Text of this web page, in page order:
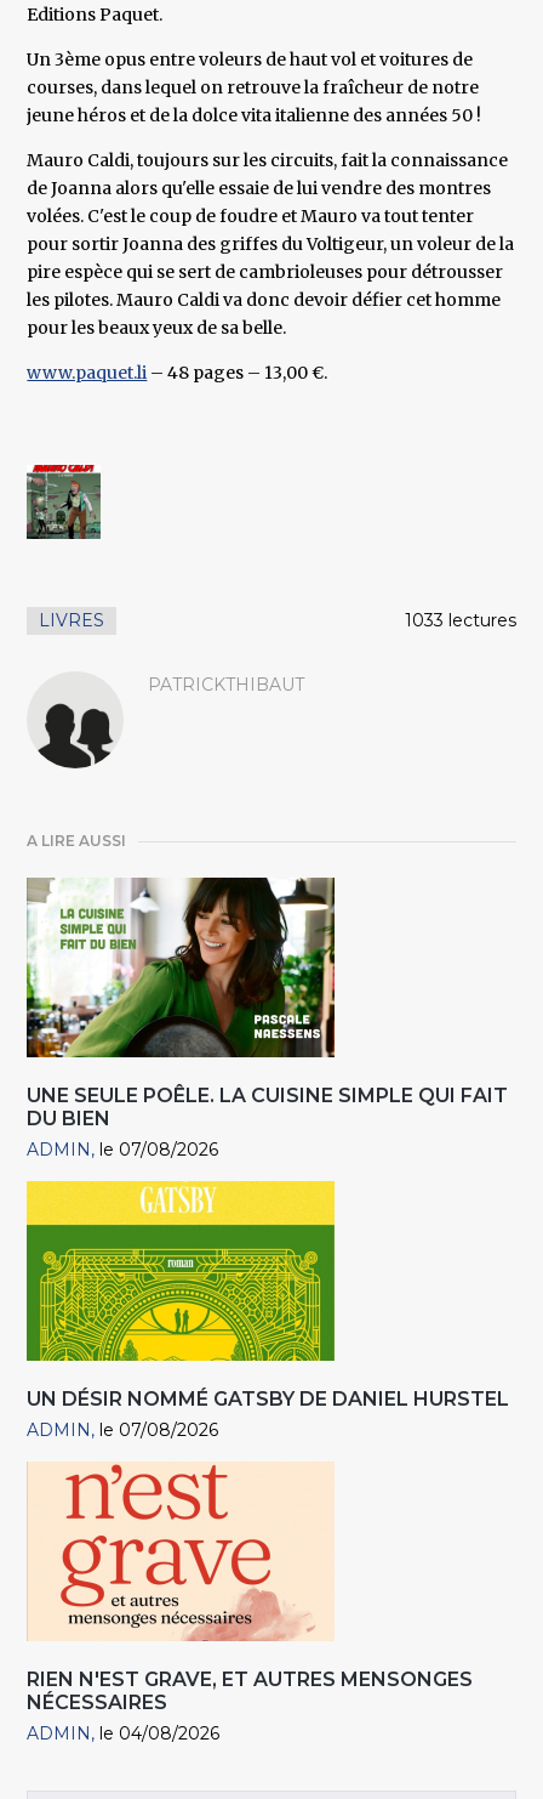
Editions Paquet.
Un 3ème opus entre voleurs de haut vol et voitures de
courses, dans lequel on retrouve la fraîcheur de notre
jeune héros et de la dolce vita italienne des années 50 !
Mauro Caldi, toujours sur les circuits, fait la connaissance
de Joanna alors qu'elle essaie de lui vendre des montres
volées. C'est le coup de foudre et Mauro va tout tenter
pour sortir Joanna des griffes du Voltigeur, un voleur de la
pire espèce qui se sert de cambrioleuses pour détrousser
les pilotes. Mauro Caldi va donc devoir défier cet homme
pour les beaux yeux de sa belle.
www.paquet.li – 48 pages – 13,00 €.
LIVRES 1033 lectures
PATRICKTHIBAUT
A LIRE AUSSI
UNE SEULE POÊLE. LA CUISINE SIMPLE QUI FAIT
DU BIEN
ADMIN le 07/08/2026
UN DÉSIR NOMMÉ GATSBY DE DANIEL HURSTEL
ADMIN le 07/08/2026
RIEN N'EST GRAVE, ET AUTRES MENSONGES
NÉCESSAIRES
ADMIN le 04/08/2026